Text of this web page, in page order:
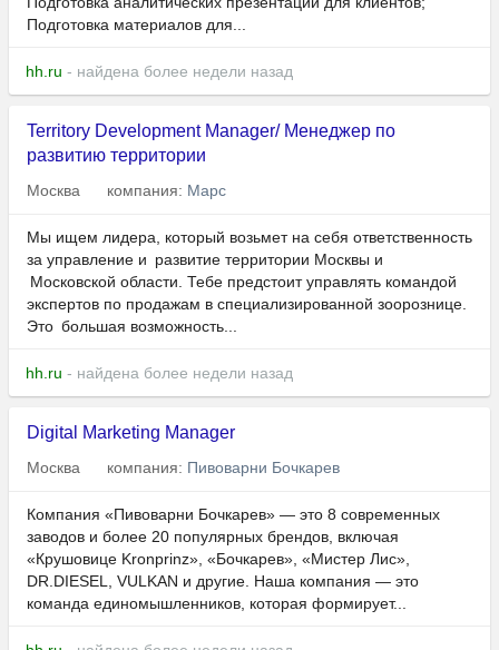
Подготовка материалов для...
hh.ru - найдена более недели назад
Territory Development Manager/ Менеджер по
развитию территории
Москва компания: Марс
Мы ищем лидера, который возьмет на себя ответственность
за управление и развитие территории Москвы и
Московской области. Тебе предстоит управлять командой
экспертов по продажам в специализированной зоорознице.
Это большая возможность...
hh.ru - найдена более недели назад
Digital Marketing Manager
Москва компания: Пивоварни Бочкарев
Компания «Пивоварни Бочкарев» — это 8 современных
заводов и более 20 популярных брендов, включая
«Крушовице Kronprinz», «Бочкарев», «Мистер Лис»,
DR.DIESEL, VULKAN и другие. Наша компания — это
команда единомышленников, которая формирует...